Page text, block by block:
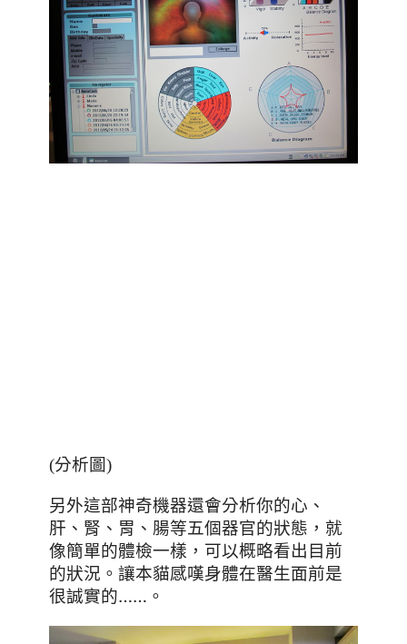
(分析圖)
另外這部神奇機器還會分析你的心、
肝、腎、胃、腸等五個器官的狀態 ，就
像簡單的體檢一樣 ，可以概略看出目前
的狀況。讓本貓感嘆身體在醫生面前是
很誠實的…… 。